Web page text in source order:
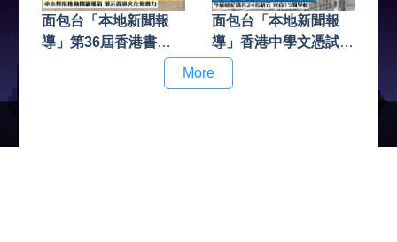
面包台「本地新聞報
導」第36屆香港書展
開幕 將一連七天於香
港會議展覽中心舉行
面包台「本地新聞報
導」香港中學文憑試
DSE放榜 今屆破紀錄
共24名狀元 來自15間
More